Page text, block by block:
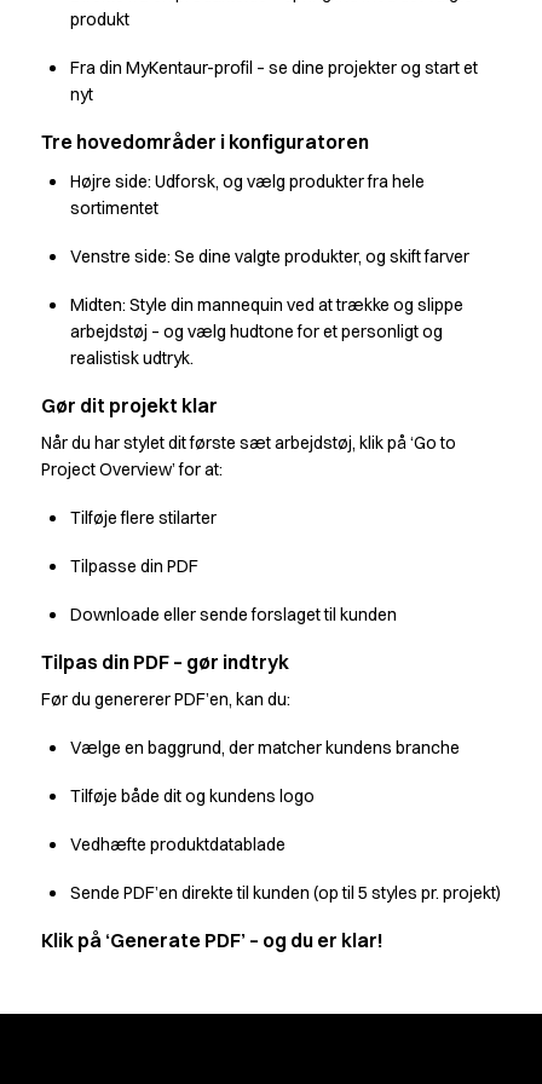
Performance Suit
Raw
Rock Cross
Snap-on
Brian Bojsen
Cecilie Bunk Pedersen
Daniel Guldmann
Liv Schlüter
Lukas Kienbauer
Michael Nørtoft
Pekka Terävä
Retail
Bukser
Forklæder
Kokkejakker
Sweat- & fleecejakker
Sweatshirts
T-shirts
Tilbehør
Veste
Dynamic Motion
Natural Balance
Pure Control
Urban Edge
produkt
Fra din MyKentaur-profil – se dine projekter og start et
nyt
Tre hovedområder i konfiguratoren
Højre side: Udforsk, og vælg produkter fra hele
sortimentet
Venstre side: Se dine valgte produkter, og skift farver
Midten: Style din mannequin ved at trække og slippe
arbejdstøj – og vælg hudtone for et personligt og
realistisk udtryk.
Gør dit projekt klar
Når du har stylet dit første sæt arbejdstøj, klik på ‘Go to
Project Overview’ for at:
Tilføje flere stilarter
Tilpasse din PDF
Downloade eller sende forslaget til kunden
Tilpas din PDF – gør indtryk
Før du genererer PDF’en, kan du:
Vælge en baggrund, der matcher kundens branche
Tilføje både dit og kundens logo
Vedhæfte produktdatablade
Sende PDF’en direkte til kunden (op til 5 styles pr. projekt)
Klik på ‘Generate PDF’ – og du er klar!